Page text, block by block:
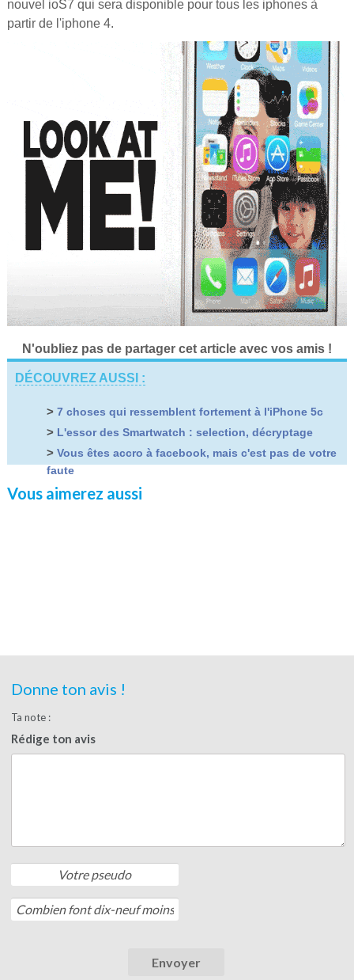
nouvel ioS7 qui sera disponible pour tous les iphones à
partir de l'iphone 4.
N'oubliez pas de partager cet article avec vos amis !
DÉCOUVREZ AUSSI :
> 7 choses qui ressemblent fortement à l'iPhone 5c
> L'essor des Smartwatch : selection, décryptage
> Vous êtes accro à facebook, mais c'est pas de votre
faute
Vous aimerez aussi
Donne ton avis !
Ta note :
Rédige ton avis